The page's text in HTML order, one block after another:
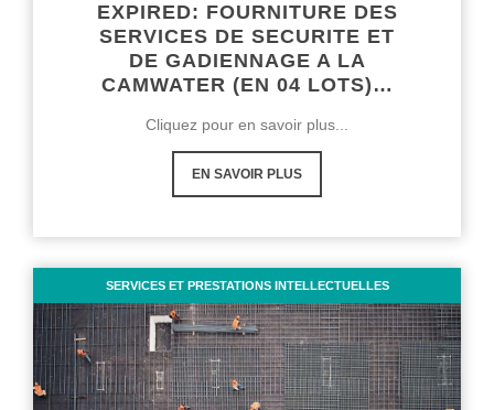
EXPIRED: FOURNITURE DES
SERVICES DE SECURITE ET
DE GADIENNAGE A LA
CAMWATER (EN 04 LOTS)…
Cliquez pour en savoir plus...
EN SAVOIR PLUS
SERVICES ET PRESTATIONS INTELLECTUELLES